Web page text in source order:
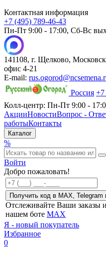
Контактная информация
+7 (495) 789-46-43
Пн-Пт 9:00 - 17:00, Сб-Вс
141108, г. Щелково,
офис 4-21
E-mail:
Россия +7
Колл-центр: Пн-Пт 9:00 -
АкцииНовостиВопрос -
работыКонтакты
Каталог
%
Войти
Добро пожаловать!
Получить код в MAX,
Отслеживайте Ваши заказы
нашем боте MAX
Я - новый покупатель
Избранное
0